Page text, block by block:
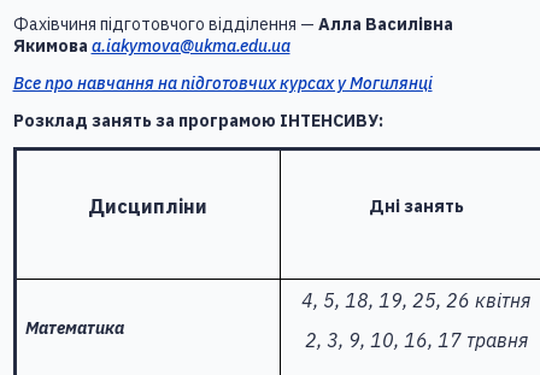
Фахівчиня підготовчого відділення — Алла Василівна
Якимова a.iakymova@ukma.edu.ua
Все про навчання на підготовчих курсах у Могилянці
Розклад занять за програмою ІНТЕНСИВУ:
Дисципліни Дні занять
Математика
4, 5, 18, 19, 25, 26 квітня
2, 3, 9, 10, 16, 17 травня